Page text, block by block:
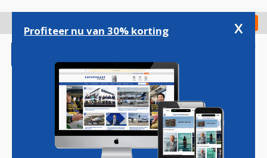
gaan
Check in
Magazine Podcasts Vacatures
Profiteer nu van 30% korting x